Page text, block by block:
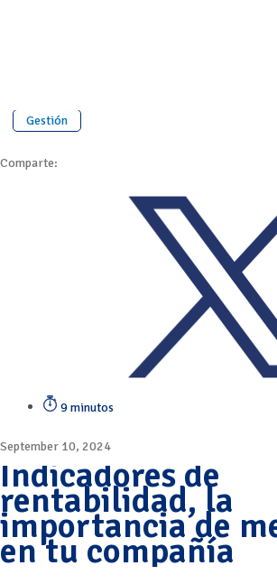
Gestión
Comparte:
9 minutos
September 10, 2024
Indicadores de
rentabilidad, la
importancia de
en tu compañía